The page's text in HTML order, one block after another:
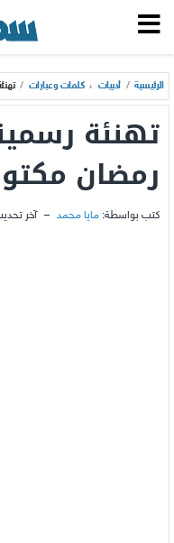
الرئيسية / أدبيات ، كلمات وعبارات /
تهنئة
رمضان مكتوبة
كتب بواسطة: مايا محمد – آخر